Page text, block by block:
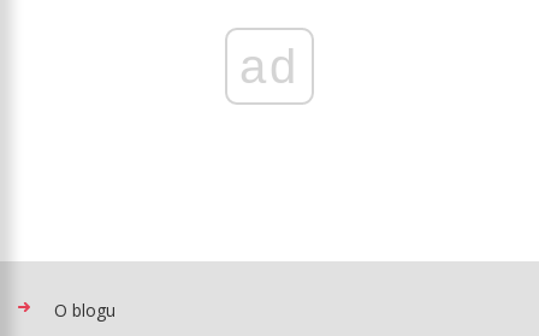
ad
O blogu